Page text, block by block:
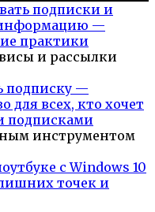
подписки и
информацию —
практики
и рассылки
подписку —
для всех, кто хочет
подписками
инструментом
с Windows 10
точек и